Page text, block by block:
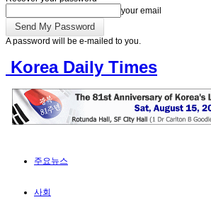
your email
A password will be e-mailed to you.
Korea Daily Times
주요뉴스
사회